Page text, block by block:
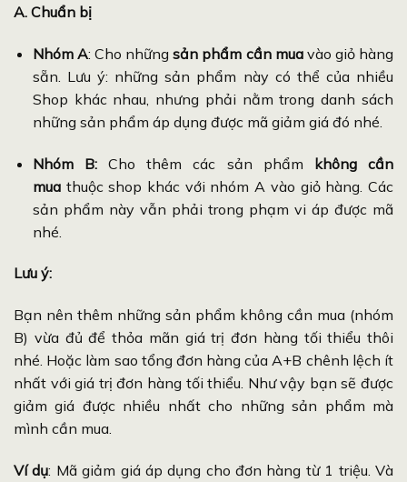
A. Chuẩn bị
Nhóm A: Cho nhữngsản phẩm cần muavào giỏ hàng
sẵn. Lưu ý: những sản phẩm này có thể của nhiều
Shop khác nhau, nhưng phải nằm trong danh sách
những sản phẩm áp dụng được mã giảm giá đó nhé.
Nhóm B:Cho thêm các sản phẩm không cần
mua thuộc shop khác với nhóm A vào giỏ hàng. Các
sản phẩm này vẫn phải trong phạm vi áp được mã
nhé.
Lưu ý:
Bạn nên thêm những sản phẩm không cần mua (nhóm
B) vừa đủ để thỏa mãn giá trị đơn hàng tối thiểu thôi
nhé. Hoặc làm sao tổng đơn hàng của A+B chênh lệch ít
nhất với giá trị đơn hàng tối thiểu. Như vậy bạn sẽ được
giảm giá được nhiều nhất cho những sản phẩm mà
mình cần mua.
Ví dụ: Mã giảm giá áp dụng cho đơn hàng từ 1 triệu. Và